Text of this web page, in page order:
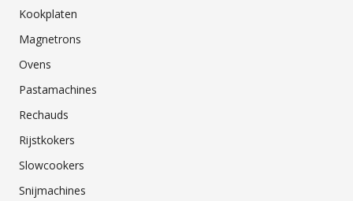
Kookplaten
Magnetrons
Ovens
Pastamachines
Rechauds
Rijstkokers
Slowcookers
Snijmachines